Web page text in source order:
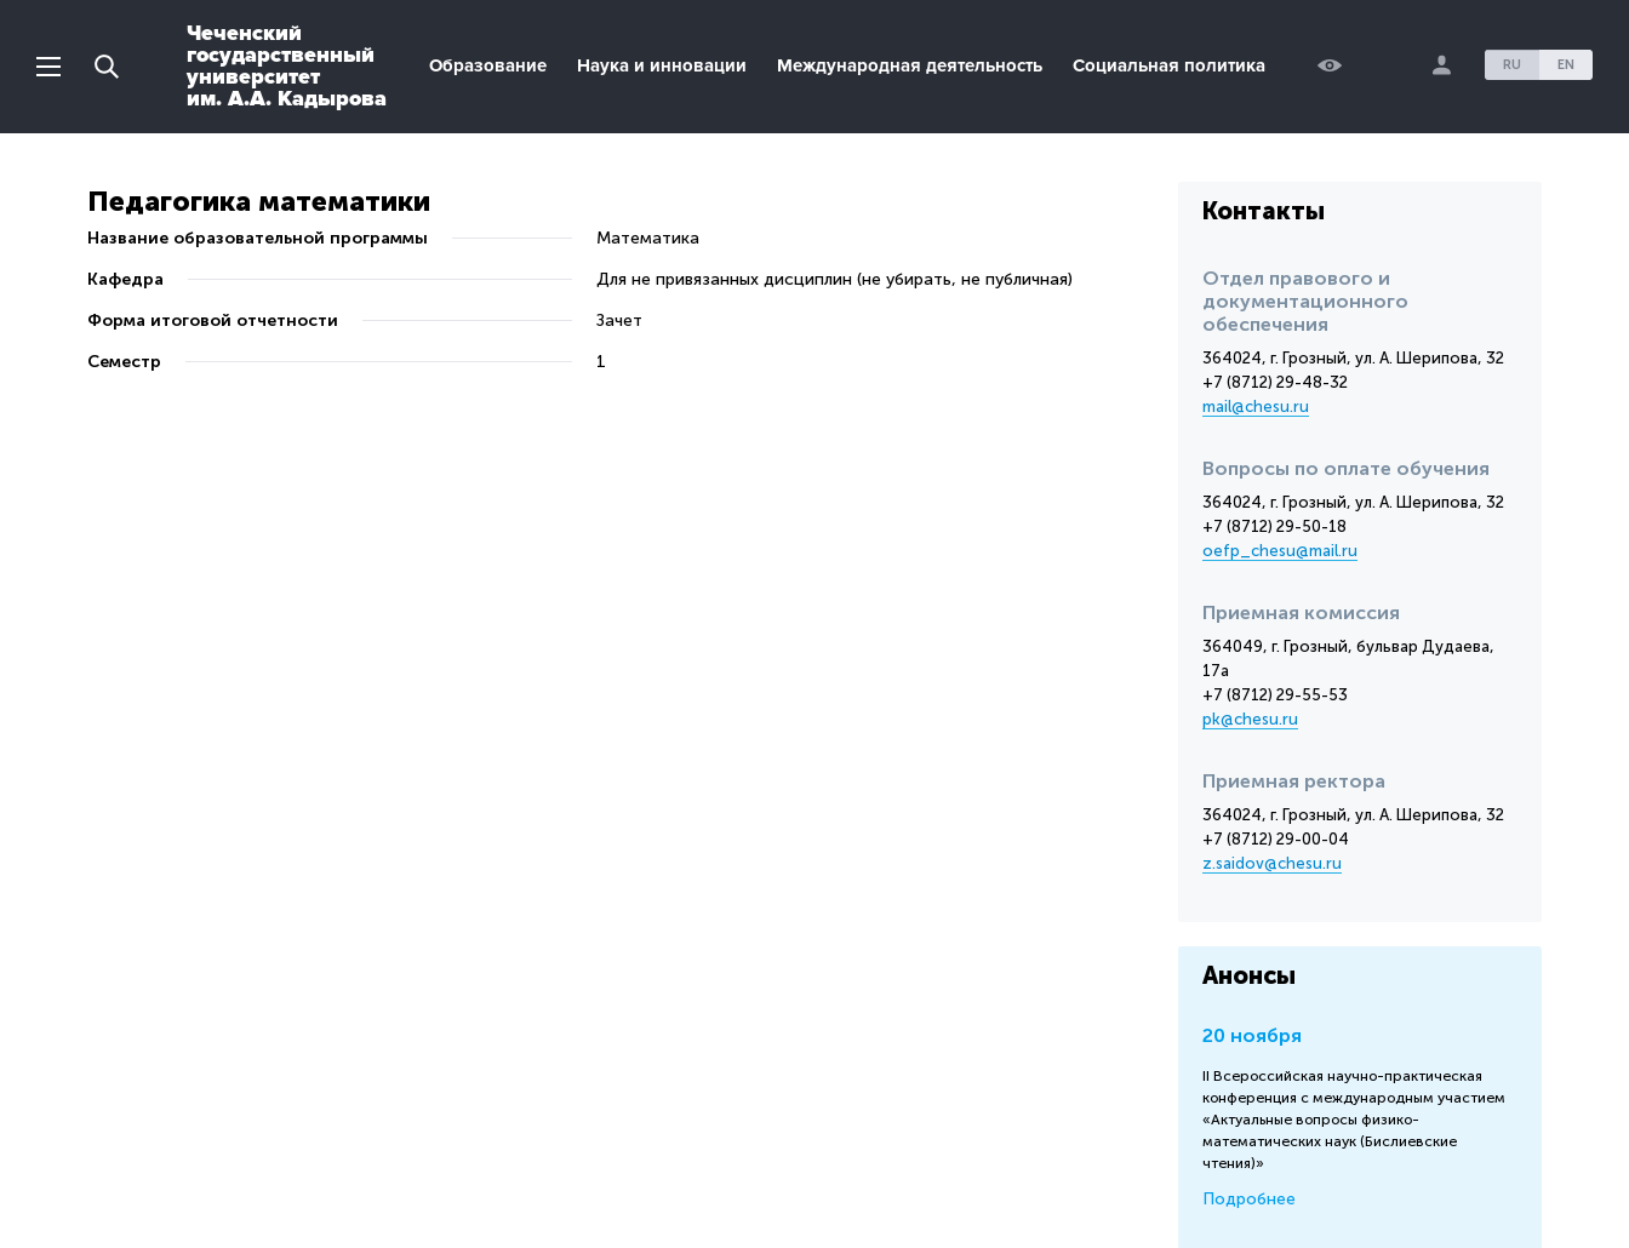
Чеченский
государственный
университет
им. А.А. Кадырова
Образование Наука и инновации Международная деятельность Социальная политика RU EN
Педагогика математики
Название образовательной программы
Математика
Кафедра
Для не привязанных дисциплин (не убирать, не публичная)
Форма итоговой отчетности
Зачет
Семестр
1
Контакты
Отдел правового и
документационного
обеспечения
364024, г. Грозный, ул. А. Шерипова, 32
+7 (8712) 29-48-32
mail@chesu.ru
Вопросы по оплате обучения
364024, г. Грозный, ул. А. Шерипова, 32
+7 (8712) 29-50-18
oefp_chesu@mail.ru
Приемная комиссия
364049, г. Грозный, бульвар Дудаева,
17а
+7 (8712) 29-55-53
pk@chesu.ru
Приемная ректора
364024, г. Грозный, ул. А. Шерипова, 32
+7 (8712) 29-00-04
z.saidov@chesu.ru
Анонсы
20 ноября
II Всероссийская научно-практическая
конференция с международным участием
«Актуальные вопросы физико-
математических наук (Бислиевские
чтения)»
Подробнее